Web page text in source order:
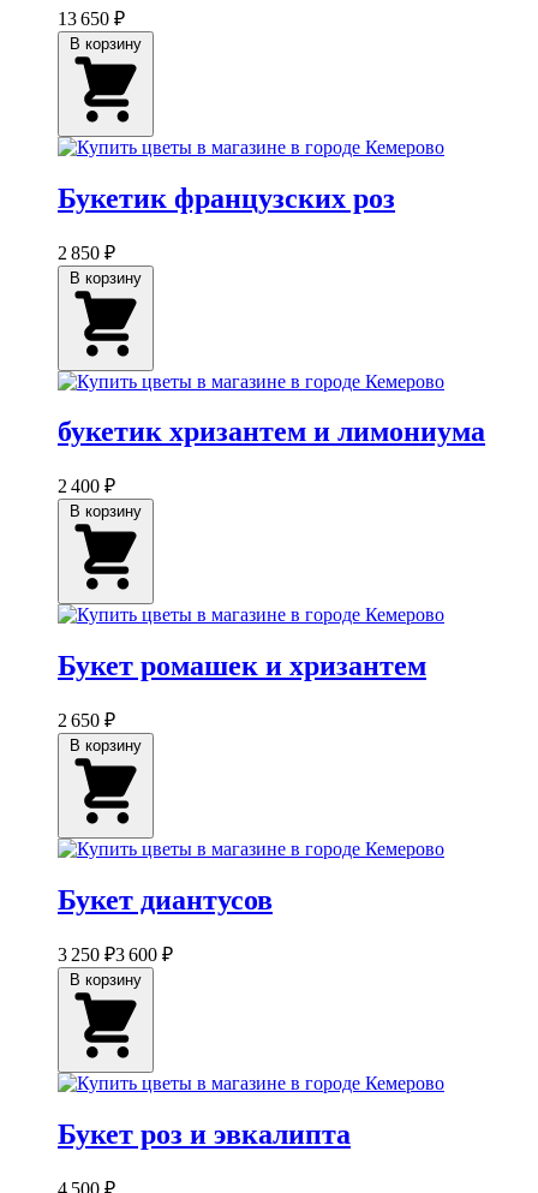
13 650 ₽
Букетик французских роз
2 850 ₽
букетик хризантем и лимониума
2 400 ₽
Букет ромашек и хризантем
2 650 ₽
Букет диантусов
3 250 ₽3 600 ₽
Букет роз и эвкалипта
4 500 ₽